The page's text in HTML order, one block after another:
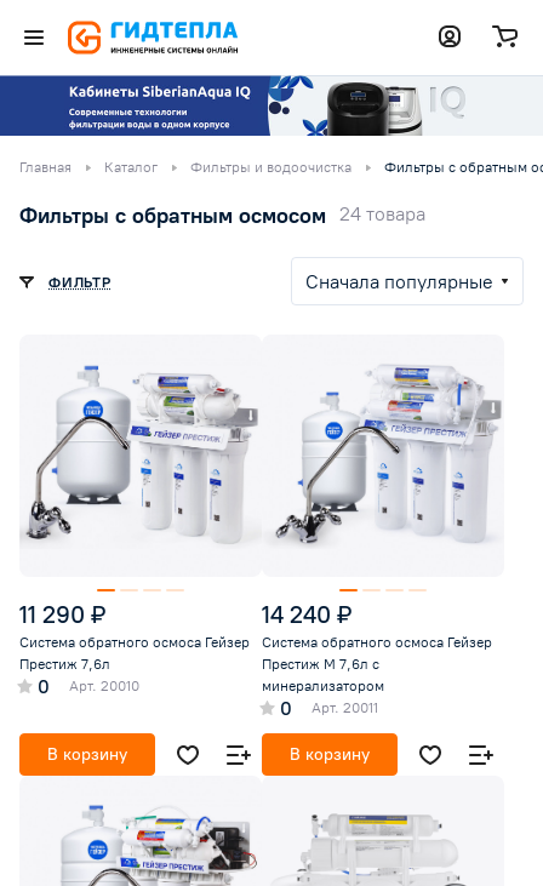
Главная Каталог Фильтры и водоочистка Фильтры с обратным
Фильтры с обратным осмосом 24 товара
ФИЛЬТР Сначала популярные
11 290 ₽
Система обратного осмоса Гейзер
Престиж 7,6л
0 Арт. 20010
В корзину
14 240 ₽
Система обратного осмоса Гейзер
Престиж М 7,6л с
минерализатором
0 Арт. 20011
В корзину